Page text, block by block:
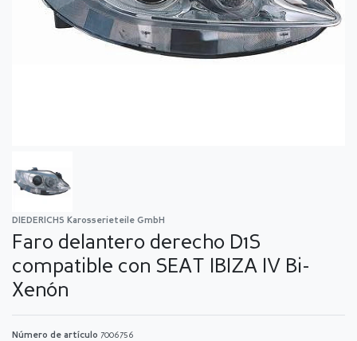
DIEDERICHS Karosserieteile GmbH
Faro delantero derecho D1S
compatible con SEAT IBIZA IV Bi-
Xenón
Número de artículo 7006756